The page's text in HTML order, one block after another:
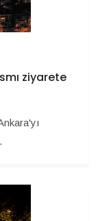
ziyarete